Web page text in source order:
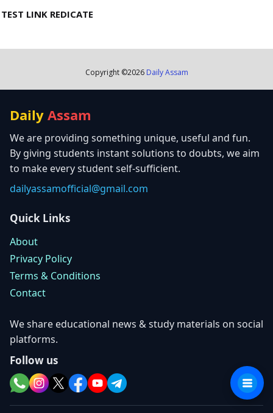
TEST LINK REDICATE
Copyright ©2026 Daily Assam
Daily Assam
We are providing something unique, useful and fun.
By giving students instant solutions to doubts, we aim
to make every student self-sufficient.
dailyassamofficial@gmail.com
Quick Links
About
Privacy Policy
Terms & Conditions
Contact
We share educational news & study materials on social
platforms.
Follow us